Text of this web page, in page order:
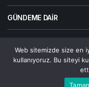
Bu web sitesinde en iyi
GÜNDEME DAIR
© Telif Hakkı 2026, Tüm
Çözümler
Gizlilik
Web sitemizde size en
kullanıyoruz. Bu siteyi